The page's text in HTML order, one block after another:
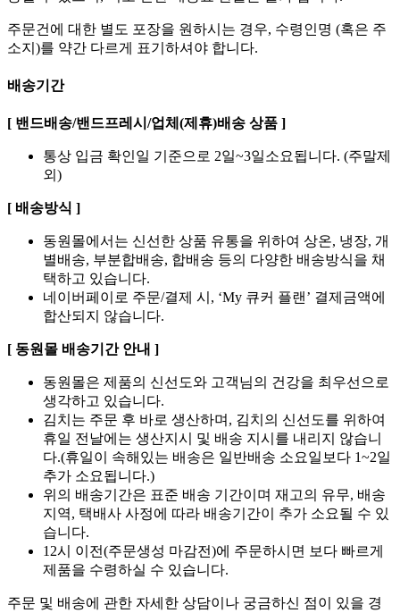
주문건에 대한 별도 포장을 원하시는 경우, 수령인명 (혹은 주
소지)를 약간 다르게 표기하셔야 합니다.
배송기간
[ 밴드배송/밴드프레시/업체(제휴)배송 상품 ]
통상 입금 확인일 기준으로 2일~3일소요됩니다. (주말제
외)
[ 배송방식 ]
동원몰에서는 신선한 상품 유통을 위하여 상온, 냉장, 개
별배송, 부분합배송, 합배송 등의 다양한 배송방식을 채
택하고 있습니다.
네이버페이로 주문/결제 시, ‘My 큐커 플랜’ 결제금액에
합산되지 않습니다.
[ 동원몰 배송기간 안내 ]
동원몰은 제품의 신선도와 고객님의 건강을 최우선으로
생각하고 있습니다.
김치는 주문 후 바로 생산하며, 김치의 신선도를 위하여
휴일 전날에는 생산지시 및 배송 지시를 내리지 않습니
다.(휴일이 속해있는 배송은 일반배송 소요일보다 1~2일
추가 소요됩니다.)
위의 배송기간은 표준 배송 기간이며 재고의 유무, 배송
지역, 택배사 사정에 따라 배송기간이 추가 소요될 수 있
습니다.
12시 이전(주문생성 마감전)에 주문하시면 보다 빠르게
제품을 수령하실 수 있습니다.
주문 및 배송에 관한 자세한 상담이나 궁금하신 점이 있을 경